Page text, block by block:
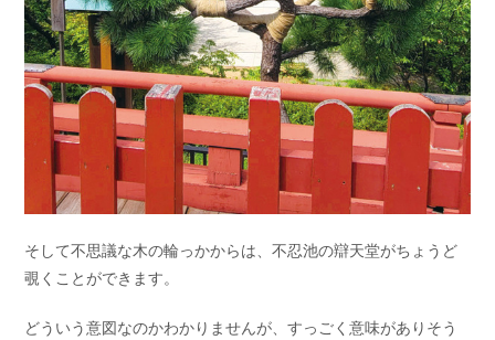
そして不思議な木の輪っかからは、不忍池の辯天堂がちょうど
覗くことができます。
どういう意図なのかわかりませんが、すっごく意味がありそう